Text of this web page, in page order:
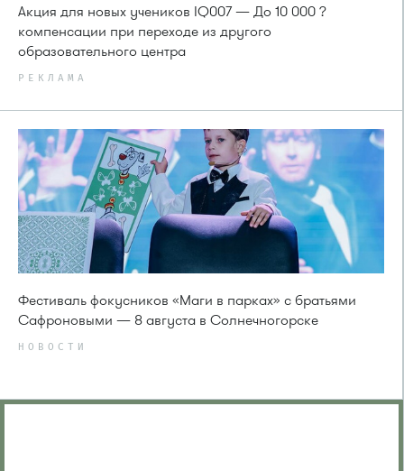
Акция для новых учеников IQ007 — До 10 000 ?
компенсации при переходе из другого
образовательного центра
РЕКЛАМА
Фестиваль фокусников «Маги в парках» с братьями
Сафроновыми — 8 августа в Солнечногорске
НОВОСТИ